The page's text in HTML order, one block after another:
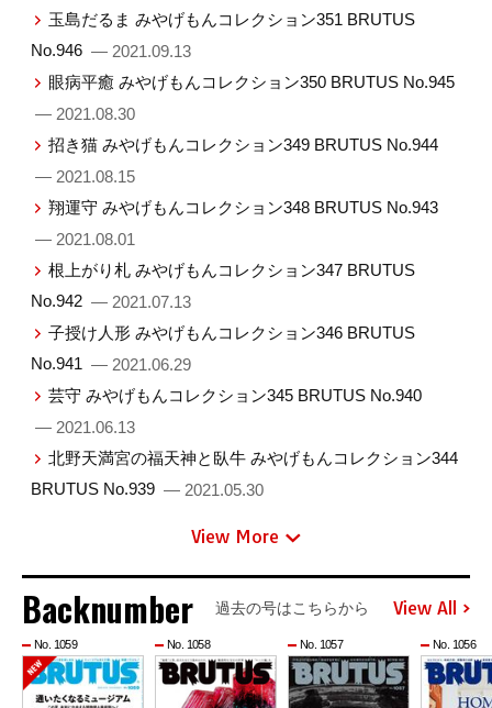
玉島だるま みやげもんコレクション351 BRUTUS
No.946 — 2021.09.13
眼病平癒 みやげもんコレクション350 BRUTUS No.945
— 2021.08.30
招き猫 みやげもんコレクション349 BRUTUS No.944
— 2021.08.15
翔運守 みやげもんコレクション348 BRUTUS No.943
— 2021.08.01
根上がり札 みやげもんコレクション347 BRUTUS
No.942 — 2021.07.13
子授け人形 みやげもんコレクション346 BRUTUS
No.941 — 2021.06.29
芸守 みやげもんコレクション345 BRUTUS No.940
— 2021.06.13
北野天満宮の福天神と臥牛 みやげもんコレクション344
BRUTUS No.939 — 2021.05.30
View More
Backnumber 過去の号はこちらから View All
No. 1059 No. 1058 No. 1057 No. 1056